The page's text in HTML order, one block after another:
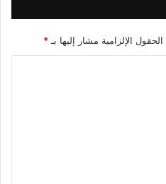
الحقول الإلزامية مشار إليها بـ *